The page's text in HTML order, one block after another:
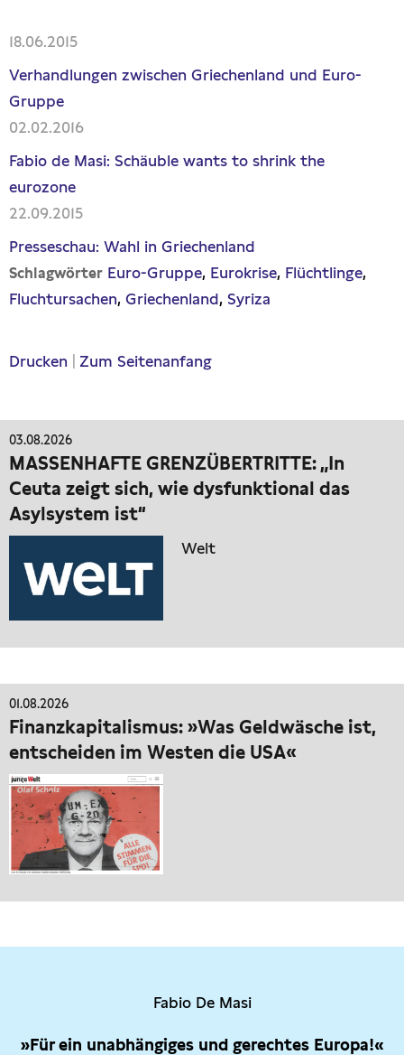
18.06.2015
Verhandlungen zwischen Griechenland und Euro-
Gruppe
02.02.2016
Fabio de Masi: Schäuble wants to shrink the
eurozone
22.09.2015
Presseschau: Wahl in Griechenland
Schlagwörter Euro-Gruppe Eurokrise Flüchtlinge
Fluchtursachen Griechenland Syriza
Drucken Zum Seitenanfang
03.08.2026
MASSENHAFTE GRENZÜBERTRITTE: „In
Ceuta zeigt sich, wie dysfunktional das
Asylsystem ist“
Welt
01.08.2026
Finanzkapitalismus: »Was Geldwäsche ist,
entscheiden im Westen die USA«
Fabio De Masi
»Für ein unabhängiges und gerechtes Europa!«